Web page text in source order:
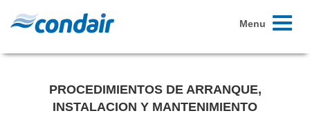
Toggle
Menu
PROCEDIMIENTOS DE ARRANQUE,
INSTALACION Y MANTENIMIENTO